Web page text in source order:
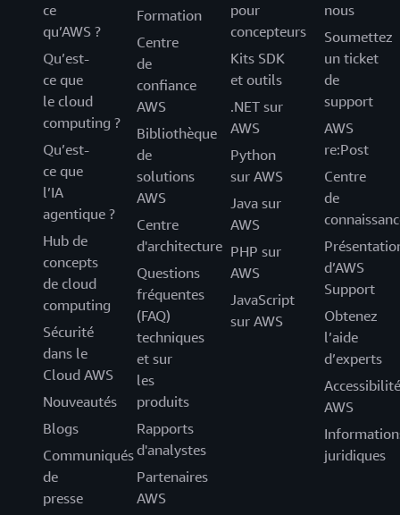
ce
qu’AWS ?
Qu’est-
ce que
le cloud
computing ?
Qu’est-
ce que
l’IA
agentique ?
Hub de
concepts
de cloud
computing
Sécurité
dans le
Cloud AWS
Nouveautés
Blogs
Communiqués
de
presse
Formation
Centre
de
confiance
AWS
Bibliothèque
de
solutions
AWS
Centre
d'architecture
Questions
fréquentes
(FAQ)
techniques
et sur
les
produits
Rapports
d'analystes
Partenaires
AWS
pour
concepteurs
Kits SDK
et outils
.NET sur
AWS
Python
sur AWS
Java sur
AWS
PHP sur
AWS
JavaScript
sur AWS
nous
Soumettez
un ticket
de
support
AWS
re:Post
Centre
de
d’AWS
Support
Obtenez
l’aide
d’experts
Accessibilité
AWS
juridiques